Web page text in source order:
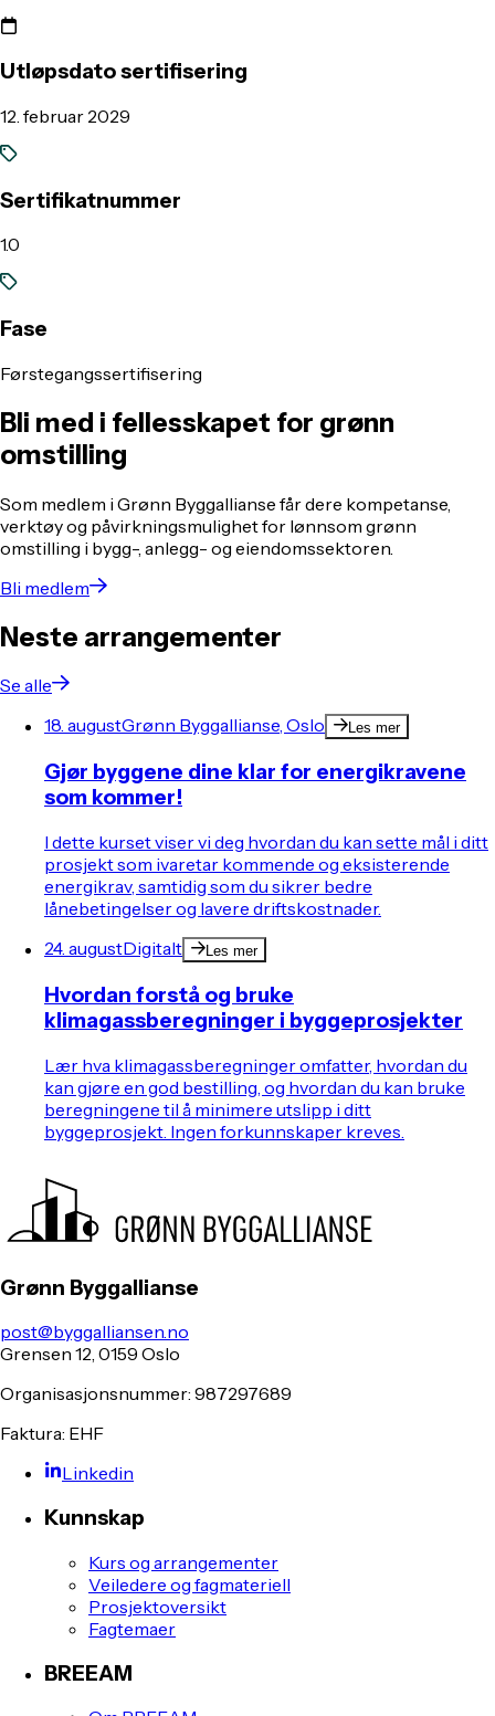
Utløpsdato sertifisering
12. februar 2029
Sertifikatnummer
1.0
Fase
Førstegangssertifisering
Bli med i fellesskapet for grønn
omstilling
Som medlem i Grønn Byggallianse får dere kompetanse,
verktøy og påvirkningsmulighet for lønnsom grønn
omstilling i bygg-, anlegg- og eiendomssektoren.
Bli medlem
Neste arrangementer
Se alle
18. augustGrønn Byggallianse, Oslo Les mer
Gjør byggene dine klar for energikravene
som kommer!
I dette kurset viser vi deg hvordan du kan sette mål i ditt
prosjekt som ivaretar kommende og eksisterende
energikrav, samtidig som du sikrer bedre
lånebetingelser og lavere driftskostnader.
24. augustDigitalt Les mer
Hvordan forstå og bruke
klimagassberegninger i byggeprosjekter
Lær hva klimagassberegninger omfatter, hvordan du
kan gjøre en god bestilling, og hvordan du kan bruke
beregningene til å minimere utslipp i ditt
byggeprosjekt. Ingen forkunnskaper kreves.
Grønn Byggallianse
post@byggalliansen.no
Grensen 12, 0159 Oslo
Organisasjonsnummer: 987297689
Faktura: EHF
Linkedin
Kunnskap
Kurs og arrangementer
Veiledere og fagmateriell
Prosjektoversikt
Fagtemaer
BREEAM